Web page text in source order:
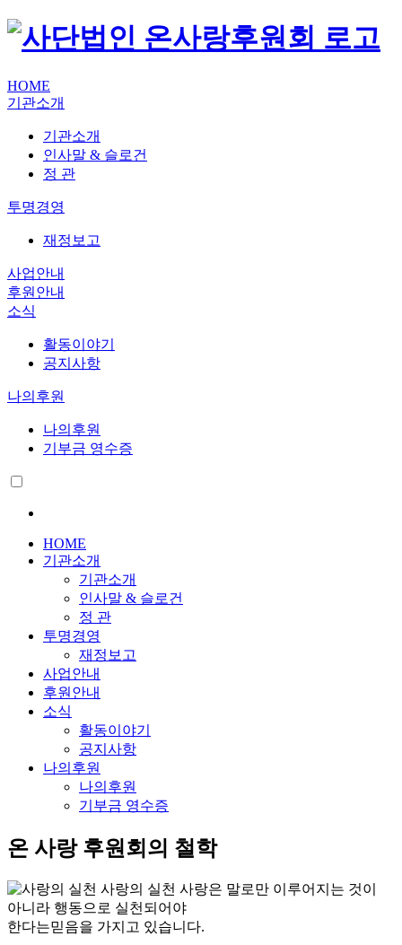
HOME
기관소개
기관소개
인사말 & 슬로건
정 관
투명경영
재정보고
사업안내
후원안내
소식
활동이야기
공지사항
나의후원
나의후원
기부금 영수증
HOME
기관소개
기관소개
인사말 & 슬로건
정 관
투명경영
재정보고
사업안내
후원안내
소식
활동이야기
공지사항
나의후원
나의후원
기부금 영수증
온 사랑 후원회의 철학
사랑의 실천 사랑은 말로만 이루어지는 것이
아니라 행동으로 실천되어야
한다는믿음을 가지고 있습니다.